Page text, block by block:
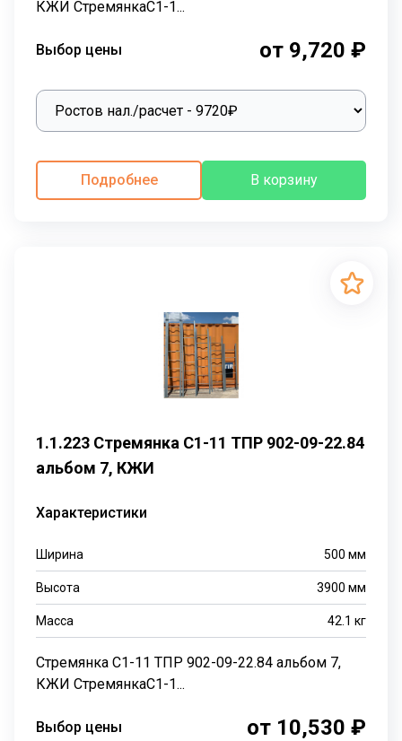
КЖИ СтремянкаС1-1...
Выбор цены от 9,720 ₽
Подробнее В корзину
1.1.223 Стремянка С1-11 ТПР 902-09-22.84
альбом 7, КЖИ
Характеристики
Ширина 500 мм
Высота 3900 мм
Масса 42.1 кг
Стремянка С1-11 ТПР 902-09-22.84 альбом 7,
КЖИ СтремянкаС1-1...
Выбор цены от 10,530 ₽